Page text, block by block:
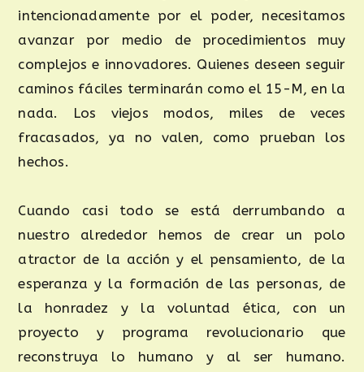
intencionadamente por el poder, necesitamos
avanzar por medio de procedimientos muy
complejos e innovadores. Quienes deseen seguir
caminos fáciles terminarán como el 15-M, en la
nada. Los viejos modos, miles de veces
fracasados, ya no valen, como prueban los
hechos.
Cuando casi todo se está derrumbando a
nuestro alrededor hemos de crear un polo
atractor de la acción y el pensamiento, de la
esperanza y la formación de las personas, de
la honradez y la voluntad ética, con un
proyecto y programa revolucionario que
reconstruya lo humano y al ser humano.